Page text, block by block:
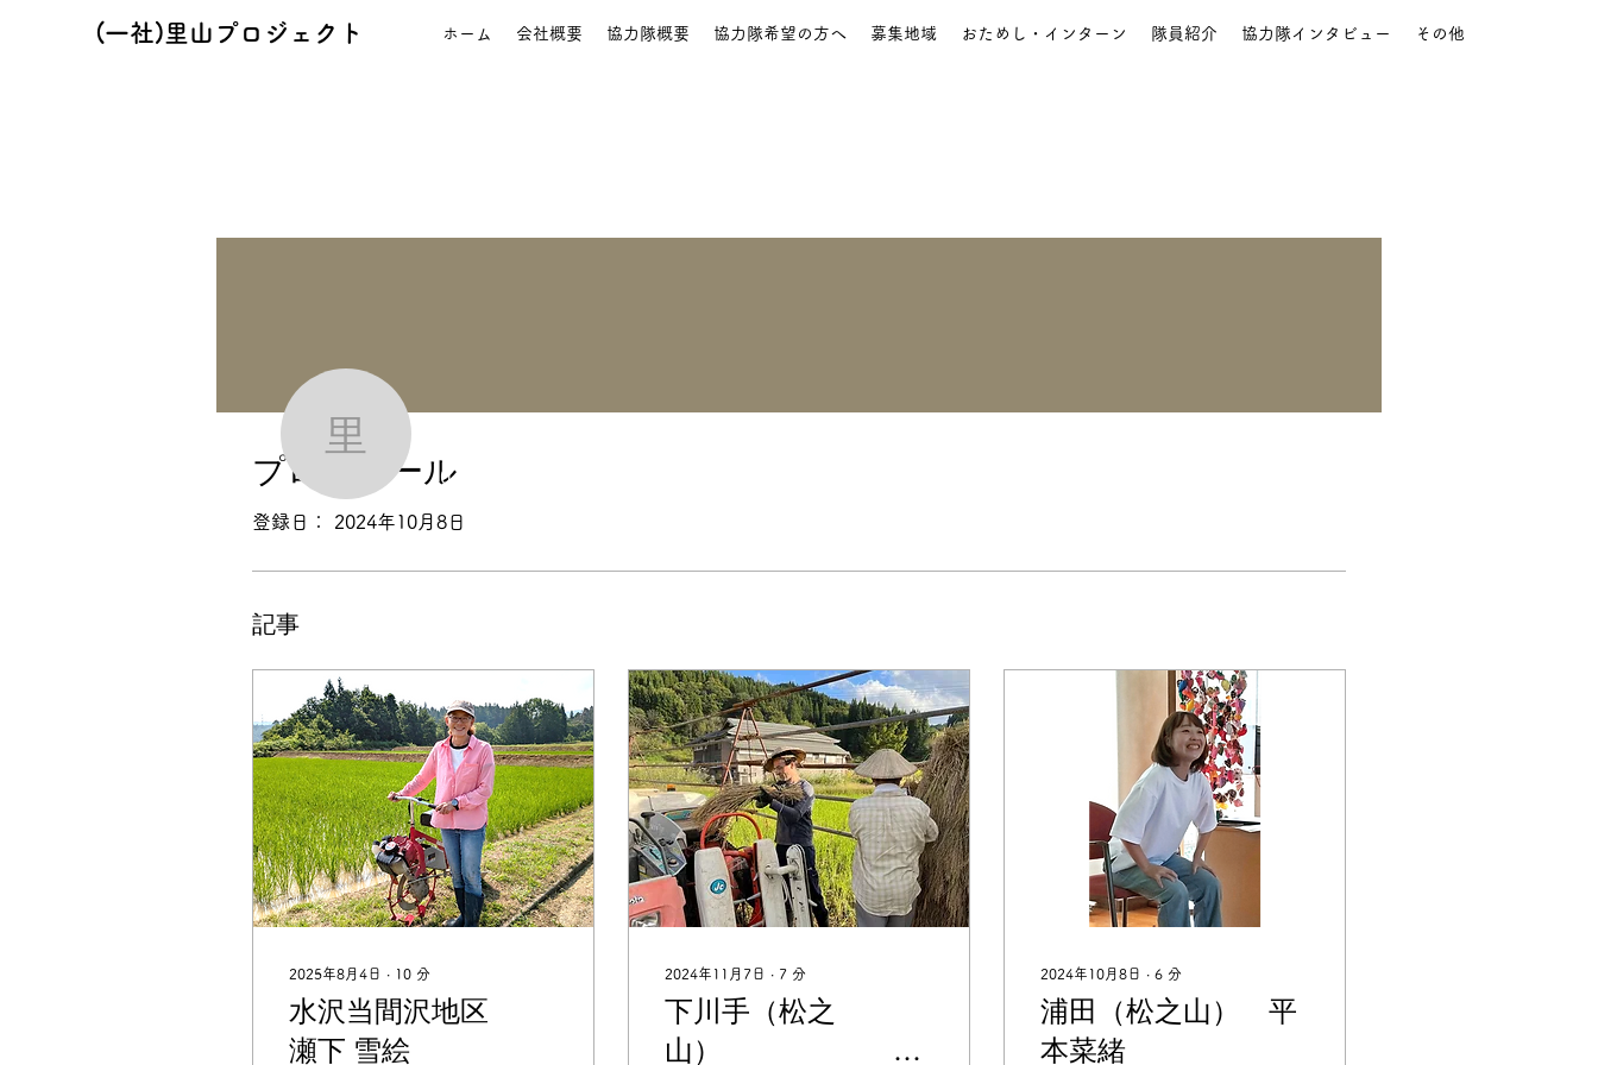
(一社)里山プロジェクト ホーム 会社概要 協力隊概要 協力隊希望の方へ 募集地域 おためし・インターン 隊員紹介 協力隊インタビュー その他
里山 渡辺
0
プロフィール Events
プロフィール
登録日： 2024年10月8日
記事
2025年8月4日 ∙ 10 分
水沢当間沢地区
瀬下 雪絵
2024年11月7日 ∙ 7 分
下川手（松之
山）
2024年10月8日 ∙ 6 分
浦田（松之山） 平
本菜緒